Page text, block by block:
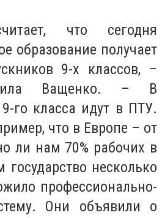
что сегодня
образование получает
9-х классов, –
Ващенко. – В
го класса идут в ПТУ.
что в Европе – от
ли нам 70% рабочих в
государство несколько
профессионально-
Они объявили о